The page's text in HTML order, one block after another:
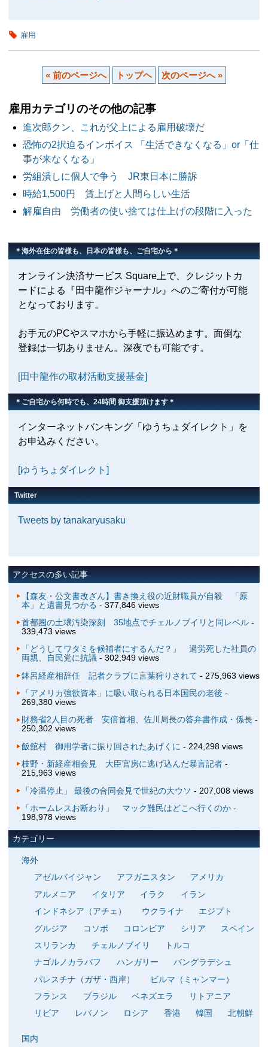
雇用
« 前のページへ トップヘ 次のページへ »
雇用カテゴリのその他の記事
進次郎クン、これが父上による雇用破壊だ
恐怖の2択迫るインボイス 「生活できなくなる」or「仕
事が来なくなる」
労組潰しに個人で争う JR東日本に勝訴
時給1,500円 賃上げと人間らしい生活
解雇自由 労働者の使い捨ては仕上げの段階に入った
＊海外在住の皆様も、日本の皆様も、ご自宅から＊
オンライン決済サービス Square上で、クレジットカ
ードによる『田中龍作ジャーナル』へのご寄付が可能
となっております。
お手元のPCやスマホから手軽に振込めます。面倒な
登録は一切ありません。深夜でも可能です。
[田中龍作の取材活動支援基金]
＊ご自宅から何時でも、24時間 御支援頂けます＊
インターネットバンキング「ゆうちょダイレクト」を
お申込みください。
[ゆうちょダイレクト]
Twitter
Tweets by tanakaryusaku
アクセスの多い記事
【森友・公文書改ざん】書き換え役の近財職員が自殺 「原
本」と遺書見つかる - 377,846 views
首都圏の土壌汚染深刻 35地点でチェルノブイリと同レベル-
339,473 views
「どうしてワタミを候補者にするんだ？」 過労死した社員の
両親、自民党に抗議- 302,949 views
鉢呂経産相辞任 記者クラブに言葉狩りされて - 275,963 views
「アメリカ強欲資本」に吸い取られる日本国民の老後 -
269,380 views
財務省2人目の死者 安倍首相、佐川局長の答弁書作成・係長-
250,302 views
飯舘村 御用学者に振り回されたあげくに - 224,298 views
枝野・新経産相会見 大臣官房に逃げ込んだ暴言記者-
215,963 views
「冷温停止」 最後の合同会見で世紀の大ウソ - 207,008 views
「ホームレスお断わり」 マック難民はどこへ行くのか-
198,978 views
カテゴリー
海外
アゼルバイジャン
アフガニスタン
アメリカ
アルメニア
イタリア イラク
イラン
インドネシア（アチェ）
ウクライナ
エジプト
グルジア
コソボ コロンビア シリア
スペイン
スリランカ
チェルノブイリ
トルコ
ナゴルノカラバフ
ハンガリー
バングラデシュ
パレスチナ（ガザ・西岸）
ビルマ（ミャンマー）
フランス
ブラジル ベネズエラ
リトアニア
リビア
レバノン ロシア 香港 韓国 北朝鮮
国内